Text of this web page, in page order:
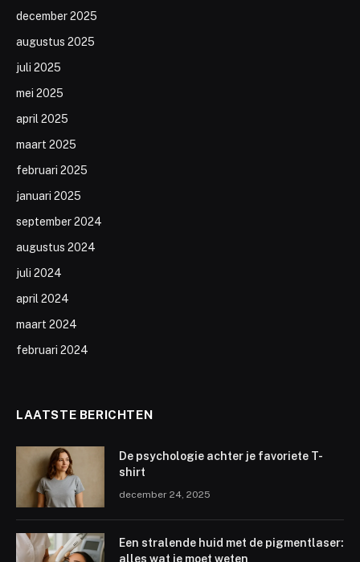
december 2025
augustus 2025
juli 2025
mei 2025
april 2025
maart 2025
februari 2025
januari 2025
september 2024
augustus 2024
juli 2024
april 2024
maart 2024
februari 2024
LAATSTE BERICHTEN
De psychologie achter je favoriete T-
shirt
december 24, 2025
Een stralende huid met de pigmentlaser:
alles wat je moet weten